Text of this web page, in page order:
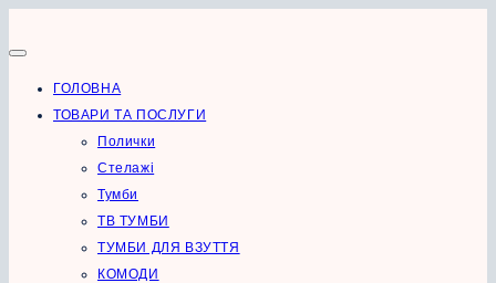
до
ГОЛОВНА
ТОВАРИ ТА ПОСЛУГИ
Полички
Стелажі
Тумби
ТВ ТУМБИ
ТУМБИ ДЛЯ ВЗУТТЯ
КОМОДИ